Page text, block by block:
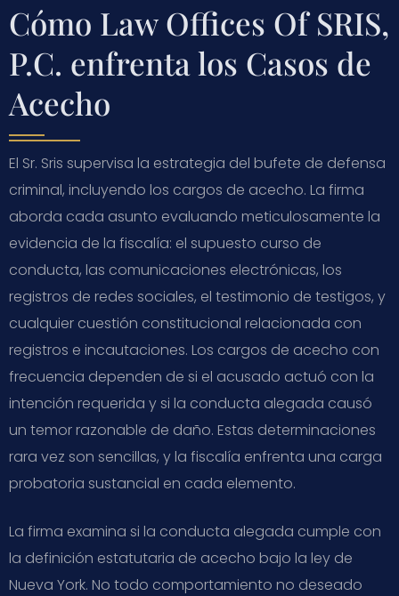
Cómo Law Offices Of SRIS,
P.C. enfrenta los Casos de
Acecho
El Sr. Sris supervisa la estrategia del bufete de defensa
criminal, incluyendo los cargos de acecho. La firma
aborda cada asunto evaluando meticulosamente la
evidencia de la fiscalía: el supuesto curso de
conducta, las comunicaciones electrónicas, los
registros de redes sociales, el testimonio de testigos, y
cualquier cuestión constitucional relacionada con
registros e incautaciones. Los cargos de acecho con
frecuencia dependen de si el acusado actuó con la
intención requerida y si la conducta alegada causó
un temor razonable de daño. Estas determinaciones
rara vez son sencillas, y la fiscalía enfrenta una carga
probatoria sustancial en cada elemento.
La firma examina si la conducta alegada cumple con
la definición estatutaria de acecho bajo la ley de
Nueva York. No todo comportamiento no deseado